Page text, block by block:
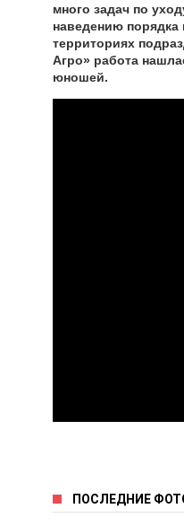
много задач по
наведению
территориях
Агро» работа
юношей.
ПОСЛЕДНИЕ